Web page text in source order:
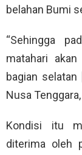
belahan Bumi
“Sehingga
matahari
bagian
Nusa
Kondisi itu
diterima oleh